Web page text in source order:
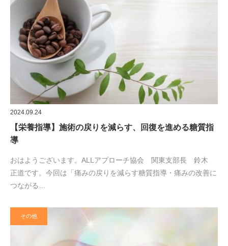
2024.09.24
【栄養指導】施術の戻りを減らす、回復を進める糖質指
導
おはようございます。ALLアプローチ協会 関東支部長 鈴木
正道です。今回は「痛みの戻りを減らす糖質指導・痛みの改善に
つながる…
その他